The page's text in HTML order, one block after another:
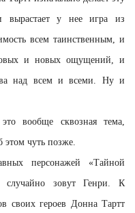
вырастает у нее игра из
всем таинственным, и
и новых ощущений, и
над всем и всеми. Ну и
вообще сквозная тема,
этом чуть позже.
персонажей «Тайной
случайно зовут Генри. К
своих героев Донна Тартт